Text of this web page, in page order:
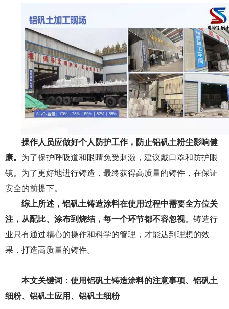
操作人员应做好个人防护工作，防止铝矾土粉尘影响健
康。 为了保护呼吸道和眼睛免受刺激，建议戴口罩和防护眼
镜。为了更好地进行铸造，最终获得高质量的铸件，在保证
安全的前提下。
综上所述， 铝矾土铸造涂料在使用过程中需要全方位关
注，从配比、涂布到烧结，每一个环节都不容忽视。铸造行
业只有通过精心的操作和科学的管理，才能达到理想的效
果，打造高质量的铸件。
本文关键词： 使用铝矾土铸造涂料的注意事项、 铝矾土
细粉、 铝矾土应用、 铝矾土细粉